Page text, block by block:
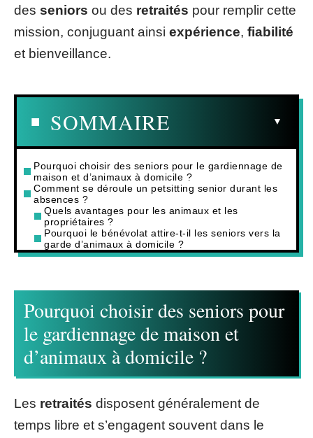
des seniors ou des retraités pour remplir cette
mission, conjuguant ainsi expérience, fiabilité
et bienveillance.
SOMMAIRE
Pourquoi choisir des seniors pour le gardiennage de
maison et d’animaux à domicile ?
Comment se déroule un petsitting senior durant les
absences ?
Quels avantages pour les animaux et les
propriétaires ?
Pourquoi le bénévolat attire-t-il les seniors vers la
garde d’animaux à domicile ?
Pourquoi choisir des seniors pour
le gardiennage de maison et
d’animaux à domicile ?
Les retraités disposent généralement de
temps libre et s’engagent souvent dans le